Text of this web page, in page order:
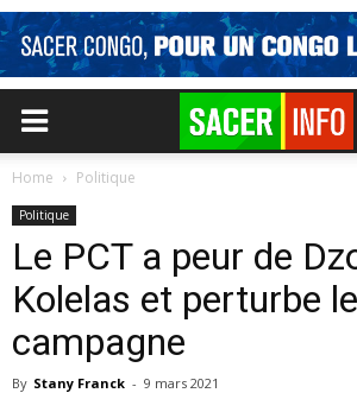
Home Politique
Politique
Le PCT a peur de
Kolelas et perturbe
campagne
By Stany Franck - 9 mars 2021